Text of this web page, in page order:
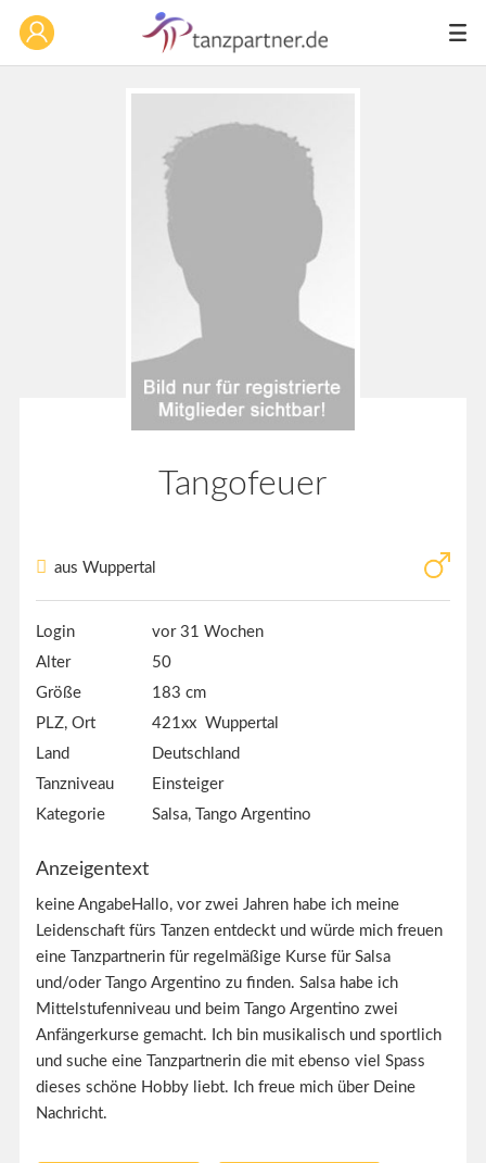
Tangofeuer
aus Wuppertal
Login
vor 31 Wochen
Alter
50
Größe
183 cm
PLZ, Ort
421xx Wuppertal
Land
Deutschland
Tanzniveau
Einsteiger
Kategorie
Salsa, Tango Argentino
Anzeigentext
keine AngabeHallo, vor zwei Jahren habe ich meine
Leidenschaft fürs Tanzen entdeckt und würde mich freuen
eine Tanzpartnerin für regelmäßige Kurse für Salsa
und/oder Tango Argentino zu finden. Salsa habe ich
Mittelstufenniveau und beim Tango Argentino zwei
Anfängerkurse gemacht. Ich bin musikalisch und sportlich
und suche eine Tanzpartnerin die mit ebenso viel Spass
dieses schöne Hobby liebt. Ich freue mich über Deine
Nachricht.